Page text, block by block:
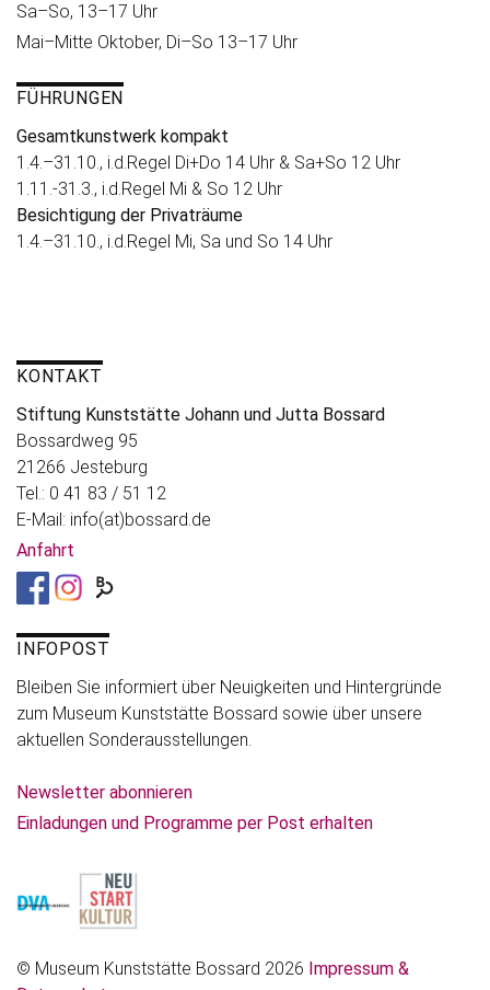
Sa–So, 13–17 Uhr
Mai–Mitte Oktober, Di–So 13–17 Uhr
FÜHRUNGEN
Gesamtkunstwerk kompakt
1.4.–31.10., i.d.Regel Di+Do 14 Uhr & Sa+So 12 Uhr
1.11.-31.3., i.d.Regel Mi & So 12 Uhr
Besichtigung der Privaträume
1.4.–31.10., i.d.Regel Mi, Sa und So 14 Uhr
KONTAKT
Stiftung Kunststätte Johann und Jutta Bossard
Bossardweg 95
21266 Jesteburg
Tel.: 0 41 83 / 51 12
E-Mail: info(at)bossard.de
Anfahrt
INFOPOST
Bleiben Sie informiert über Neuigkeiten und Hintergründe
zum Museum Kunststätte Bossard sowie über unsere
aktuellen Sonderausstellungen.
Newsletter abonnieren
Einladungen und Programme per Post erhalten
© Museum Kunststätte Bossard 2026 Impressum &